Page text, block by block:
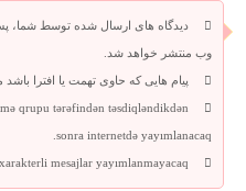
دیدگاه های ارسال شده توسط شما،
وب منتشر خواهد شد.
پیام هایی که حاوی تهمت یا افترا
qrupu tərəfindən təsdiqləndikdən
sonra internetdə yayımlanacaq.
mesajlar yayımlanmayacaq.